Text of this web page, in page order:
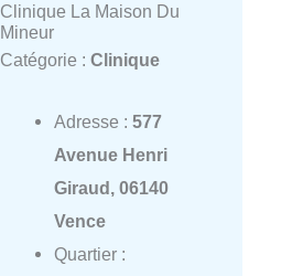
Clinique La Maison Du
Mineur
Catégorie : Clinique
Adresse : 577
Avenue Henri
Giraud, 06140
Vence
Quartier :